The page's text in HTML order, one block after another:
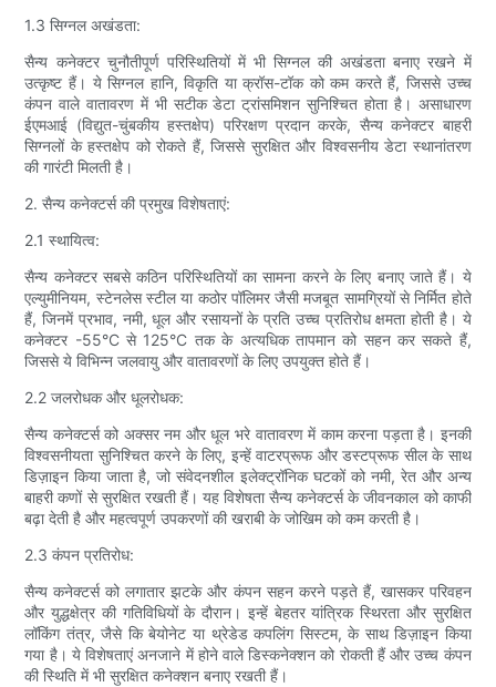
1.3 सिग्नल अखंडता:
सैन्य कनेक्टर चुनौतीपूर्ण परिस्थितियों में भी सिग्नल की अखंडता बनाए रखने में
उत्कृष्ट हैं। ये सिग्नल हानि, विकृति या क्रॉस-टॉक को कम करते हैं, जिससे उच्च
कंपन वाले वातावरण में भी सटीक डेटा ट्रांसमिशन सुनिश्चित होता है। असाधारण
ईएमआई (विद्युत-चुंबकीय हस्तक्षेप) परिरक्षण प्रदान करके, सैन्य कनेक्टर बाहरी
सिग्नलों के हस्तक्षेप को रोकते हैं, जिससे सुरक्षित और विश्वसनीय डेटा स्थानांतरण
की गारंटी मिलती है।
2. सैन्य कनेक्टर्स की प्रमुख विशेषताएं:
2.1 स्थायित्व:
सैन्य कनेक्टर सबसे कठिन परिस्थितियों का सामना करने के लिए बनाए जाते हैं। ये
एल्युमीनियम, स्टेनलेस स्टील या कठोर पॉलिमर जैसी मजबूत सामग्रियों से निर्मित होते
हैं, जिनमें प्रभाव, नमी, धूल और रसायनों के प्रति उच्च प्रतिरोध क्षमता होती है। ये
कनेक्टर -55°C से 125°C तक के अत्यधिक तापमान को सहन कर सकते हैं,
जिससे ये विभिन्न जलवायु और वातावरणों के लिए उपयुक्त होते हैं।
2.2 जलरोधक और धूलरोधक:
सैन्य कनेक्टर्स को अक्सर नम और धूल भरे वातावरण में काम करना पड़ता है। इनकी
विश्वसनीयता सुनिश्चित करने के लिए, इन्हें वाटरप्रूफ और डस्टप्रूफ सील के साथ
डिज़ाइन किया जाता है, जो संवेदनशील इलेक्ट्रॉनिक घटकों को नमी, रेत और अन्य
बाहरी कणों से सुरक्षित रखती हैं। यह विशेषता सैन्य कनेक्टर्स के जीवनकाल को काफी
बढ़ा देती है और महत्वपूर्ण उपकरणों की खराबी के जोखिम को कम करती है।
2.3 कंपन प्रतिरोध:
सैन्य कनेक्टर्स को लगातार झटके और कंपन सहन करने पड़ते हैं, खासकर परिवहन
और युद्धक्षेत्र की गतिविधियों के दौरान। इन्हें बेहतर यांत्रिक स्थिरता और सुरक्षित
लॉकिंग तंत्र, जैसे कि बेयोनेट या थ्रेडेड कपलिंग सिस्टम, के साथ डिज़ाइन किया
गया है। ये विशेषताएं अनजाने में होने वाले डिस्कनेक्शन को रोकती हैं और उच्च कंपन
की स्थिति में भी सुरक्षित कनेक्शन बनाए रखती हैं।